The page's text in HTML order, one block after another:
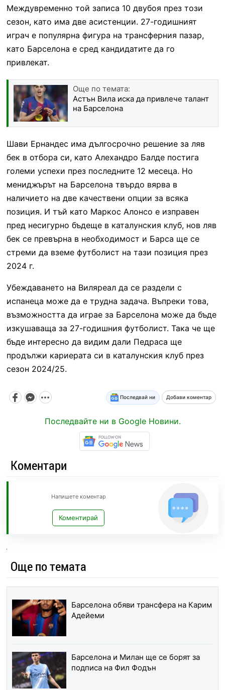
Междувременно той записа 10 двубоя през този
сезон, като има две асистенции. 27-годишният
играч е популярна фигура на трансферния пазар,
като Барселона е сред кандидатите да го
привлекат.
Още по темата:
Астън Вила иска да привлече талант
на Барселона
Шави Ернандес има дългосрочно решение за ляв
бек в отбора си, като Алехандро Балде постига
големи успехи през последните 12 месеца. Но
мениджърът на Барселона твърдо вярва в
наличието на две качествени опции за всяка
позиция. И тъй като Маркос Алонсо е изправен
пред несигурно бъдеще в каталунския клуб, нов ляв
бек се превърна в необходимост и Барса ще се
стреми да вземе футболист на тази позиция през
2024 г.
Убеждаването на Виляреал да се раздели с
испанеца може да е трудна задача. Въпреки това,
възможността да играе за Барселона може да бъде
изкушаваща за 27-годишния футболист. Така че ще
бъде интересно да видим дали Педраса ще
продължи кариерата си в каталунския клуб през
сезон 2024/25.
Последвай ни Добави коментар
Последвайте ни в Google Новини.
Коментари
Напишете коментар
Коментирай
Още по темата
Барселона обяви трансфера на Карим
Адейеми
Барселона и Милан ще се борят за
подписа на Фил Фодън